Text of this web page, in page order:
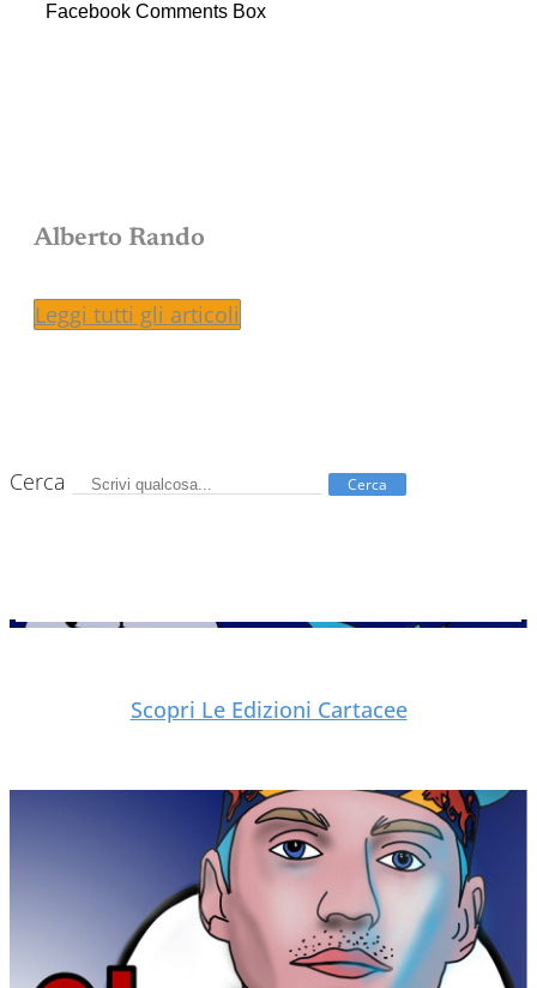
Facebook Comments Box
Alberto Rando
Leggi tutti gli articoli
Cerca Cerca
Scopri Le Edizioni Cartacee